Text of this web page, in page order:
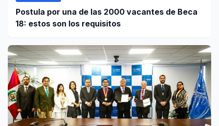
Postula por una de las 2000 vacantes de Beca
18: estos son los requisitos